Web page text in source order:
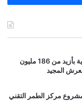
عامل إقليم صفرو يطلق ويدشن مشاريع تنموية بأزيد من 186 مليون
المجيد
مشروع مركز الطمر التقني